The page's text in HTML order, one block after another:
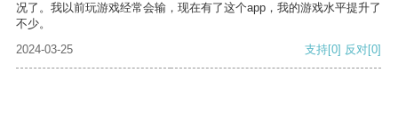
况了。我以前玩游戏经常会输，现在有了这个app，我的游戏水平提升了
不少。
2024-03-25
支持[0] 反对[0]